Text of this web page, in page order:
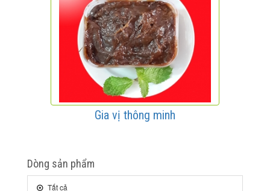
Gia vị thông minh
Dòng sản phẩm
Tất cả